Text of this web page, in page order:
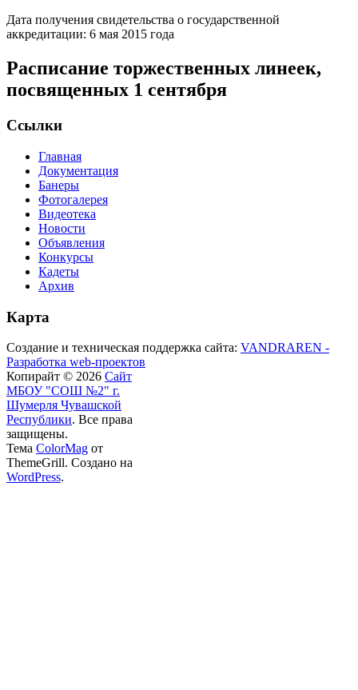
Дата получения свидетельства о государственной
аккредитации: 6 мая 2015 года
Расписание торжественных линеек,
посвященных 1 сентября
Ссылки
Главная
Документация
Банеры
Фотогалерея
Видеотека
Новости
Объявления
Конкурсы
Кадеты
Архив
Карта
Создание и техническая поддержка сайта: VANDRAREN -
Разработка web-проектов
Копирайт © 2026 Сайт
МБОУ "СОШ №2" г.
Шумерля Чувашской
Республики. Все права
защищены.
Тема ColorMag от
ThemeGrill. Создано на
WordPress.